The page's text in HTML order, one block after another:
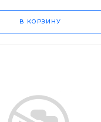
В КОРЗИНУ